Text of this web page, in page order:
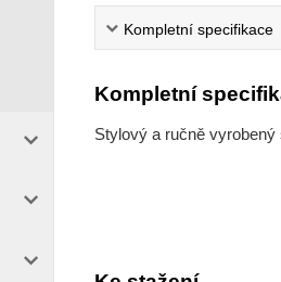
Kompletní specifikace
Kompletní
Stylový a ručně